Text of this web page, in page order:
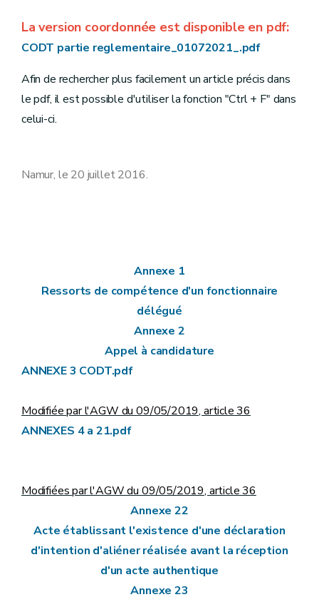
La version coordonnée est disponible en pdf:
CODT partie reglementaire_01072021_.pdf
Afin de rechercher plus facilement un article précis dans
le pdf, il est possible d'utiliser la fonction "Ctrl + F" dans
celui-ci.
Namur, le 20 juillet 2016.
Annexe 1
Ressorts de compétence d'un fonctionnaire
délégué
Annexe 2
Appel à candidature
ANNEXE 3 CODT.pdf
Modifiée par l'AGW du 09/05/2019, article 36
ANNEXES 4 a 21.pdf
Modifiées par l'AGW du 09/05/2019, article 36
Annexe 22
Acte établissant l'existence d'une déclaration
d'intention d'aliéner réalisée avant la réception
d'un acte authentique
Annexe 23